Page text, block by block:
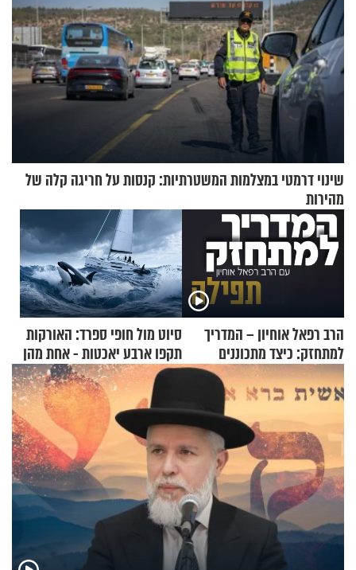
שינוי דרמטי במצלמות המשטרתיות: קנסות על חריגה קלה של
מהירות
הרב רפאל אוחיון – המדריך
למתחזק: כיצד מתכוננים
לתפילה?
סיוט מול חופי ספרד: האורקות
תקפו ארבע יאכטות - אחת מהן
טבעה